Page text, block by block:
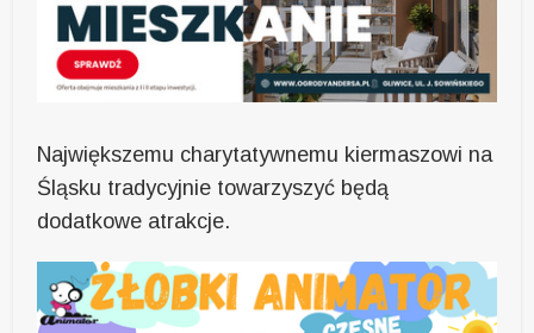
Największemu charytatywnemu kiermaszowi na
Śląsku tradycyjnie towarzyszyć będą
dodatkowe atrakcje.